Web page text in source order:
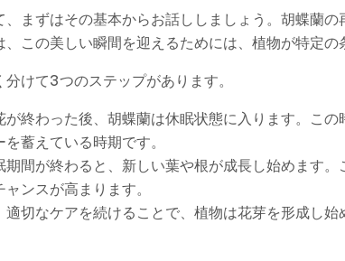
まずはその基本からお話ししましょう。胡蝶蘭
この美しい瞬間を迎えるためには、植物が特定の
けて3つのステップがあります。
が終わった後、胡蝶蘭は休眠状態に入ります。こ
蓄えている時期です。
期間が終わると、新しい葉や根が成長し始めます
ンスが高まります。
適切なケアを続けることで、植物は花芽を形成し